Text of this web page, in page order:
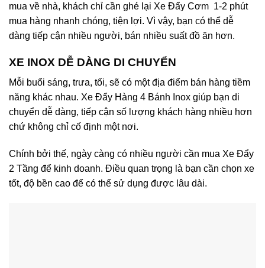
mua về nhà, khách chỉ cần ghé lại Xe Đẩy Cơm 1-2 phút
mua hàng nhanh chóng, tiện lợi. Vì vậy, bạn có thể dễ
dàng tiếp cận nhiều người, bán nhiều suất đồ ăn hơn.
XE INOX DỄ DÀNG DI CHUYỂN
Mỗi buổi sáng, trưa, tối, sẽ có một địa điểm bán hàng tiềm
năng khác nhau. Xe Đẩy Hàng 4 Bánh Inox giúp bạn di
chuyển dễ dàng, tiếp cận số lượng khách hàng nhiều hơn
chứ không chỉ cố định một nơi.
Chính bởi thế, ngày càng có nhiều người cần mua Xe Đẩy
2 Tầng để kinh doanh. Điều quan trọng là bạn cần chọn xe
tốt, độ bền cao để có thể sử dụng được lâu dài.